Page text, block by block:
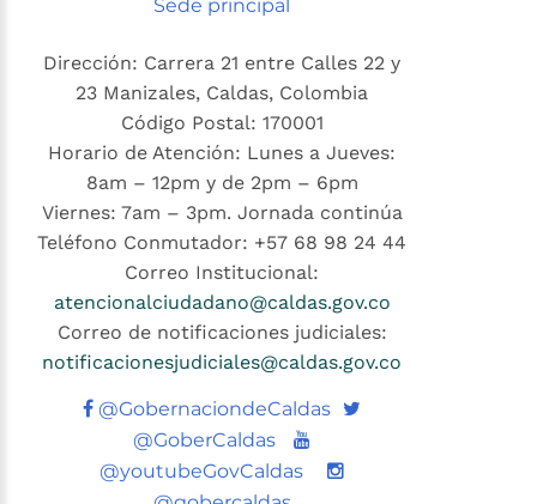
Sede principal
Dirección: Carrera 21 entre Calles 22 y
23 Manizales, Caldas, Colombia
Código Postal: 170001
Horario de Atención: Lunes a Jueves:
8am – 12pm y de 2pm – 6pm
Viernes: 7am – 3pm. Jornada continúa
Teléfono Conmutador: +57 68 98 24 44
Correo Institucional:
atencionalciudadano@caldas.gov.co
Correo de notificaciones judiciales:
notificacionesjudiciales@caldas.gov.co
@GobernaciondeCaldas Twitter
@GoberCaldas
Youtube
@youtubeGovCaldas